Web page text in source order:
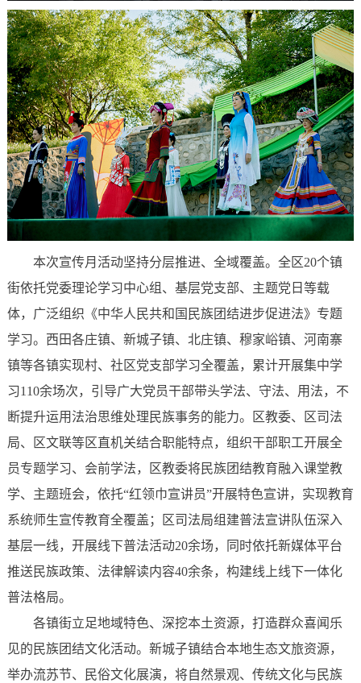
本次宣传月活动坚持分层推进、全域覆盖。全区20个镇
街依托党委理论学习中心组、基层党支部、主题党日等载
体，广泛组织《中华人民共和国民族团结进步促进法》专题
学习。西田各庄镇、新城子镇、北庄镇、穆家峪镇、河南寨
镇等各镇实现村、社区党支部学习全覆盖，累计开展集中学
习110余场次，引导广大党员干部带头学法、守法、用法，不
断提升运用法治思维处理民族事务的能力。区教委、区司法
局、区文联等区直机关结合职能特点，组织干部职工开展全
员专题学习、会前学法，区教委将民族团结教育融入课堂教
学、主题班会，依托“红领巾宣讲员”开展特色宣讲，实现教育
系统师生宣传教育全覆盖；区司法局组建普法宣讲队伍深入
基层一线，开展线下普法活动20余场，同时依托新媒体平台
推送民族政策、法律解读内容40余条，构建线上线下一体化
普法格局。
各镇街立足地域特色、深挖本土资源，打造群众喜闻乐
见的民族团结文化活动。新城子镇结合本地生态文旅资源，
举办流苏节、民俗文化展演，将自然景观、传统文化与民族